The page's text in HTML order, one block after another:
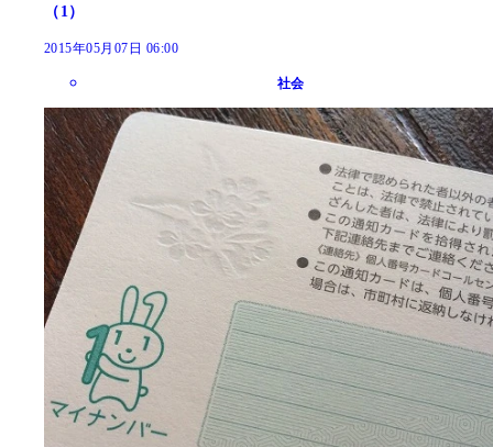
（1）
2015年05月07日 06:00
社会